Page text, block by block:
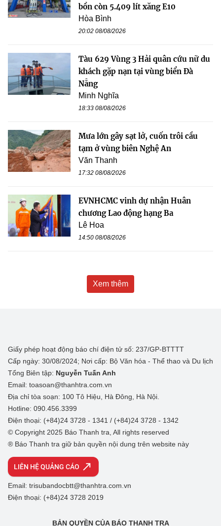
bồn còn 5.409 lít xăng E10
Hòa Bình
20:02 08/08/2026
Tàu 629 Vùng 3 Hải quân cứu nữ du
khách gặp nạn tại vùng biển Đà
Nẵng
Minh Nghĩa
18:33 08/08/2026
Mưa lớn gây sạt lở, cuốn trôi cầu
tạm ở vùng biên Nghệ An
Văn Thanh
17:32 08/08/2026
EVNHCMC vinh dự nhận Huân
chương Lao động hạng Ba
Lê Hoa
14:50 08/08/2026
Xem thêm
Giấy phép hoạt động báo chí điện tử số: 237/GP-BTTTT
Cấp ngày: 30/08/2024; Nơi cấp: Bộ Văn hóa - Thể thao và Du lịch
Tổng Biên tập: Nguyễn Tuấn Anh
Email: toasoan@thanhtra.com.vn
Địa chỉ tòa soạn: 100 Tô Hiệu, Hà Đông, Hà Nội.
Hotline: 090.456.3399
Điện thoại: (+84)24 3728 - 1341 / (+84)24 3728 - 1342
© Copyright 2025 Báo Thanh tra, All rights reserved
® Báo Thanh tra giữ bản quyền nội dung trên website này
LIÊN HỆ QUẢNG CÁO
Email: trisubandocbtt@thanhtra.com.vn
Điện thoại: (+84)24 3728 2019
BẢN QUYỀN CỦA BÁO THANH TRA